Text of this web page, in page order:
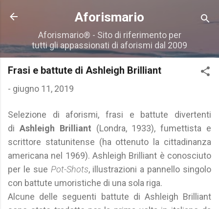
Passa ai contenuti principali
Aforismario
Aforismario® - Sito di riferimento per
tutti gli appassionati di aforismi dal 2009
Frasi e battute di Ashleigh Brilliant
- giugno 11, 2019
Selezione di aforismi, frasi e battute divertenti
di Ashleigh Brilliant (Londra, 1933), fumettista e
scrittore statunitense (ha ottenuto la cittadinanza
americana nel 1969). Ashleigh Brilliant è conosciuto
per le sue Pot-Shots, illustrazioni a pannello singolo
con battute umoristiche di una sola riga.
Alcune delle seguenti battute di Ashleigh Brilliant